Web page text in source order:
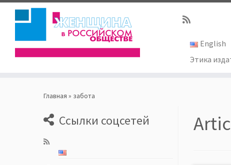
English
Этика
Главная » забота
Ссылки соцсетей